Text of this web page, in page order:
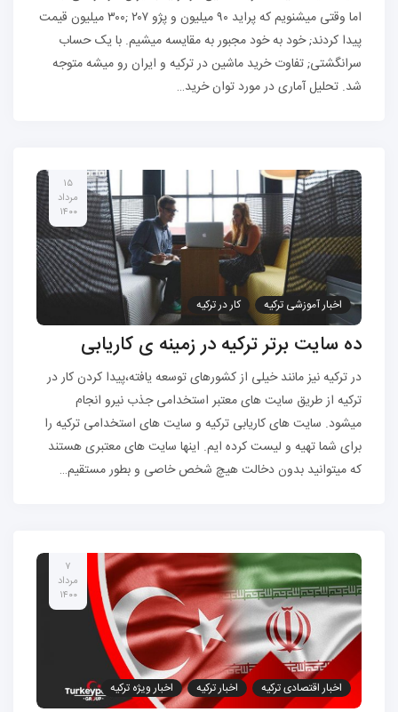
اما وقتی میشنویم که پراید ۹۰ میلیون و پژو ۲۰۷ ;۳۰۰ میلیون قیمت
پیدا کردند; خود به خود مجبور به مقایسه میشیم. با یک حساب
سرانگشتی; تفاوت خرید ماشین در ترکیه و ایران رو میشه متوجه
شد. تحلیل آماری در مورد توان خرید…
۱۵
مرداد
۱۴۰۰
اخبار آموزشی ترکیه کار در ترکیه
ده سایت برتر ترکیه در زمینه ی کاریابی
در ترکیه نیز مانند خیلی از کشورهای توسعه یافته،پیدا کردن کار در
ترکیه از طریق سایت های معتبر استخدامی جذب نیرو انجام
میشود. سایت های کاریابی ترکیه و سایت های استخدامی ترکیه را
برای شما تهیه و لیست کرده ایم. اینها سایت های معتبری هستند
که میتوانید بدون دخالت هیچ شخص خاصی و بطور مستقیم…
۷
مرداد
۱۴۰۰
اخبار اقتصادی ترکیه اخبار ترکیه اخبار ویژه ترکیه